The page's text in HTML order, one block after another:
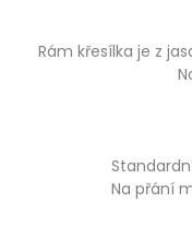
Rám křesílka je z
Na přání